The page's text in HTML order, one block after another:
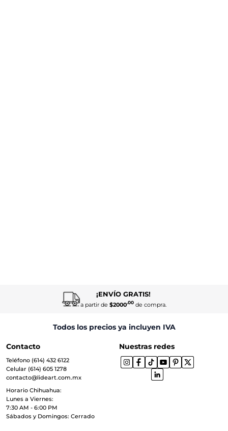
¡ENVÍO GRATIS!
a partir de $2000.00de compra.
Todos los precios ya incluyen IVA
Contacto
Teléfono (614) 432 6122
Celular (614) 605 1278
contacto@lideart.com.mx
Horario Chihuahua:
Lunes a Viernes:
7:30 AM - 6:00 PM
Sábados y Domingos: Cerrado
Nuestras redes